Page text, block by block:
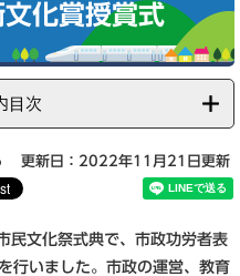
化賞授賞式
目次
更新日：2022年11月21日更新
民文化祭式典で、市政功労者表
行いました。市政の運営、教育